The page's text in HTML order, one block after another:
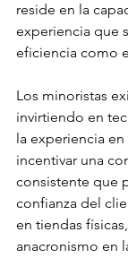
reside en la
experiencia que
eficiencia como
Los minoristas
invirtiendo en
la experiencia
incentivar una
consistente que
confianza del
en tiendas
anacronismo en